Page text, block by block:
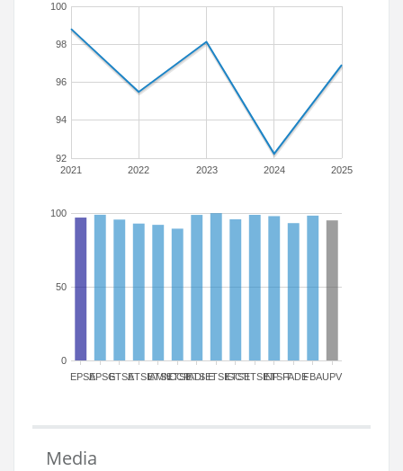
2021 2022 2023 2024 2025
92
94
96
98
100
EPSAEPSGETSAETSIAMN
ETSICCP
ETSIADI
ETSIEETSIGCT
ETSIIETSINFETSITFADEFBAUPV
0
50
100
Media